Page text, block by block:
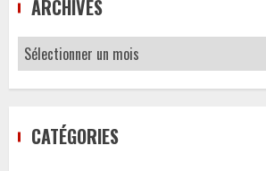
ARCHIVES
Archives
CATÉGORIES